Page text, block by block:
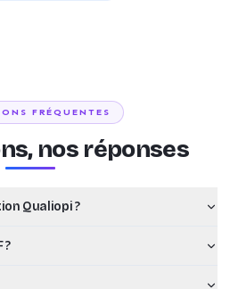
FRÉQUENTES
nos réponses
Qualiopi ?
?